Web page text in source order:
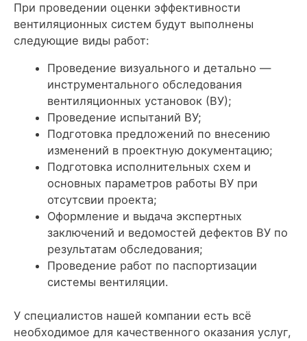
При проведении оценки эффективности
вентиляционных систем будут выполнены
следующие виды работ:
Проведение визуального и детально —
инструментального обследования
вентиляционных установок (ВУ);
Проведение испытаний ВУ;
Подготовка предложений по внесению
изменений в проектную документацию;
Подготовка исполнительных схем и
основных параметров работы ВУ при
отсутсвии проекта;
Оформление и выдача экспертных
заключений и ведомостей дефектов ВУ по
результатам обследования;
Проведение работ по паспортизации
системы вентиляции.
У специалистов нашей компании есть всё
необходимое для качественного оказания услуг,